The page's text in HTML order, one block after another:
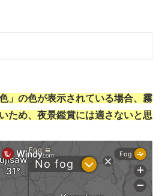
」の色が表示されている場合、霧
ため、夜景鑑賞には適さないと思